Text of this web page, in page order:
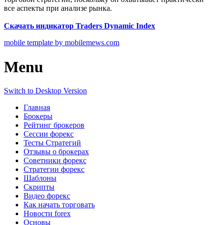
все аспекты при анализе рынка.
Скачать индикатор Traders Dynamic Index
mobile template by mobilemews.com
Menu
Switch to Desktop Version
Главная
Брокеры
Рейтинг брокеров
Сессии форекс
Тесты Стратегий
Отзывы о брокерах
Советники форекс
Стратегии форекс
Шаблоны
Скрипты
Видео форекс
Как начать торговать
Новости forex
Основы